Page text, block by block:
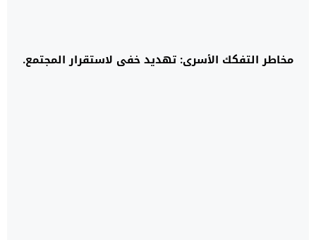
مخاطر التفكك الأسري: تهديد خفي لاستقرار المجتمع.